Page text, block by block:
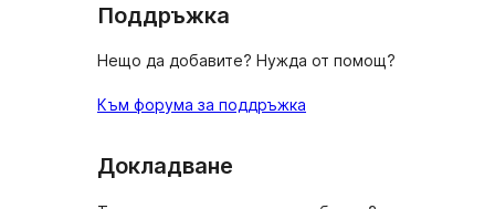
Поддръжка
Нещо да добавите? Нужда от помощ?
Към форума за поддръжка
Докладване